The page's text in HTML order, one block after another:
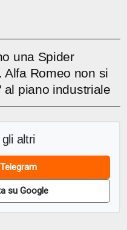
una Spider
Alfa Romeo non si
piano industriale
altri
su Google